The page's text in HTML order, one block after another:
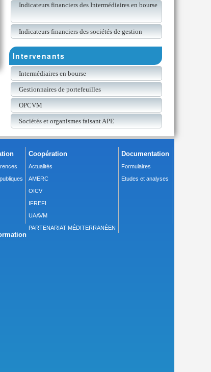
Indicateurs financiers des Intermédiaires en bourse
Indicateurs financiers des sociétés de gestion
Intervenants
Intermédiaires en bourse
Gestionnaires de portefeuilles
OPCVM
Sociétés et organismes faisant APE
Coopération
Actualités
AMERC
OICV
IFREFI
UAAVM
PARTENARIAT MÉDITERRANÉEN
Documentation
Formulaires
Etudes et analyses